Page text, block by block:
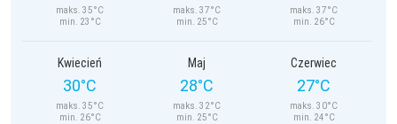
maks. 35°C
min. 23°C
maks. 37°C
min. 25°C
maks. 37°C
min. 26°C
Kwiecień
30°C
maks. 35°C
min. 26°C
Maj
28°C
maks. 32°C
min. 25°C
Czerwiec
27°C
maks. 30°C
min. 24°C